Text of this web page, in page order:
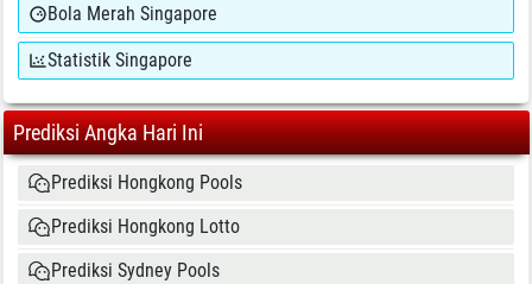
Bola Merah Singapore
Statistik Singapore
Prediksi Angka Hari Ini
Prediksi Hongkong Pools
Prediksi Hongkong Lotto
Prediksi Sydney Pools